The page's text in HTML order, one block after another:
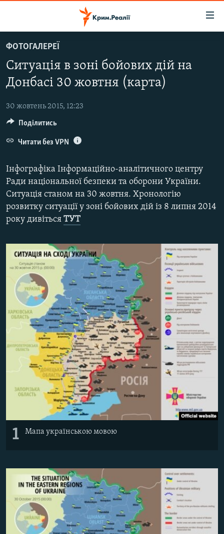
до
основного
матеріалу
Перейти
до
навігації
Перейти
пошуку
ВОДА.КРИМ
ВІДЕО ТА ФОТО
ПОЛІТИКА
БЛОГИ
ПОГЛЯД
ВСЕ ЗА ДЕНЬ
СПЕЦПРОЕКТИ
ДЕПОРТАЦІЯ
СВІДЧЕННЯ ОКУПАЦІЇ
УКРАЇНСЬКА ПРОБЛЕМА КРИМУ
ІНФОГРАФІКА
ЯК ОБІЙТИ БЛОКУВАННЯ
Русский
Qırımtatar
ДОЛУЧАЙСЯ!
Усі сайти RFE/RL
ФОТОГАЛЕРЕЇ
Ситуація в зоні бойових дій на
Донбасі 30 жовтня (карта)
30 жовтень 2015, 12:23
Інфографіка Інформаційно-аналітичного центру
Ради національної безпеки та оборони України.
Ситуація станом на 30 жовтня. Хронологію
розвитку ситуації у зоні бойових дій із 8 липня 2014
року дивіться ТУТ
1 Мапа українською мовою
Поділитись
Читати без VPN